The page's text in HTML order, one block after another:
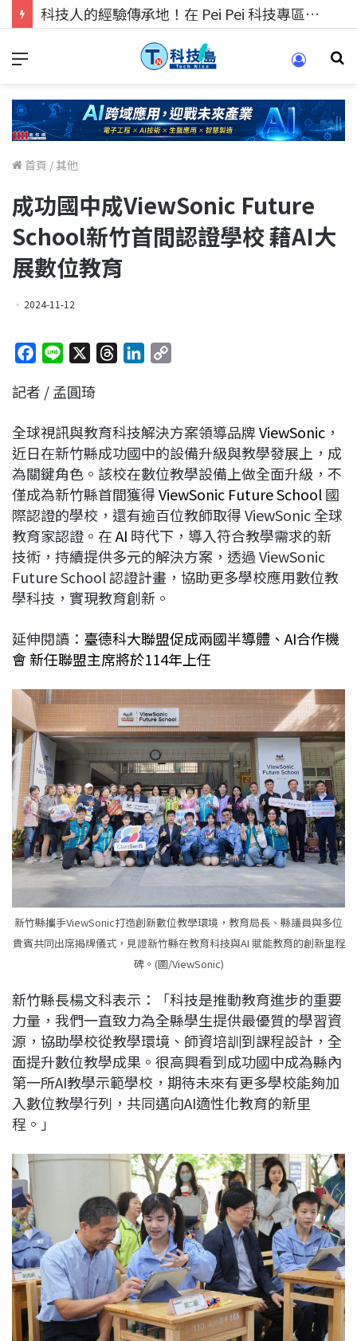
科技人找工作，就到TECH+ 科技專區!
首頁 /其他
成功國中成ViewSonic Future
School新竹首間認證學校 藉AI大
展數位教育
2024-11-12
c
b
o
o
k
n
a
d
s
e
d
I
n
L
i
n
k
記者 / 孟圓琦
全球視訊與教育科技解決方案領導品牌ViewSonic ，
近日在新竹縣成功國中的設備升級與教學發展上，成
為關鍵角色。該校在數位教學設備上做全面升級，不
僅成為新竹縣首間獲得ViewSonic Future School國
際認證的學校，還有逾百位教師取得 ViewSonic 全球
教育家認證。在AI 時代下，導入符合教學需求的新
技術，持續提供多元的解決方案，透過 ViewSonic
Future School 認證計畫，協助更多學校應用數位教
學科技，實現教育創新。
延伸閱讀： 臺德科大聯盟促成兩國半導體、AI合作機
會 新任聯盟主席將於114年上任
新竹縣攜手ViewSonic打造創新數位教學環境，教育局長、縣議員與多位
貴賓共同出席揭牌儀式，見證新竹縣在教育科技與AI 賦能教育的創新里程
碑。(圖/ViewSonic)
新竹縣長楊文科表示：「科技是推動教育進步的重要
力量，我們一直致力為全縣學生提供最優質的學習資
源，協助學校從教學環境、師資培訓到課程設計，全
面提升數位教學成果。很高興看到成功國中成為縣內
第一所AI教學示範學校，期待未來有更多學校能夠加
入數位教學行列，共同邁向AI適性化教育的新里
程。」